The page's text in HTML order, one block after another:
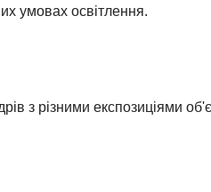
умовах освітлення.
з різними експозиціями